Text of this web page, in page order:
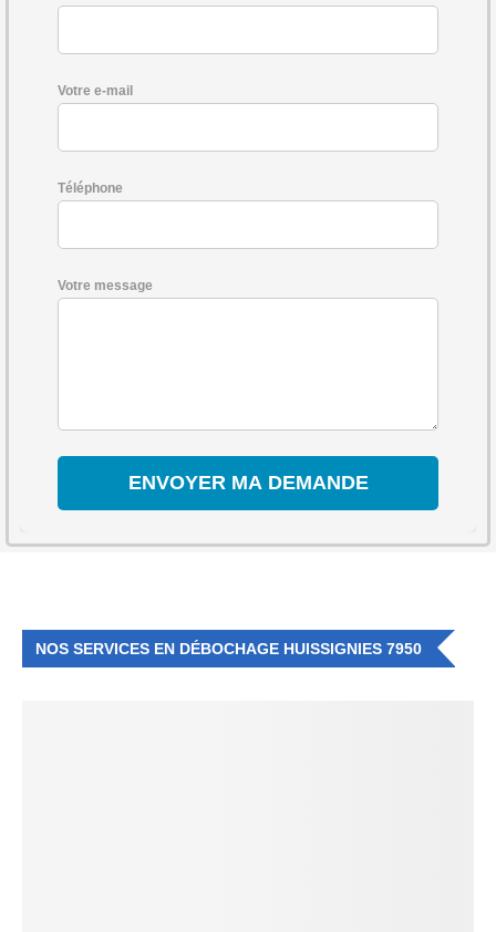
Votre e-mail
Téléphone
Votre message
NOS SERVICES EN DÉBOCHAGE HUISSIGNIES 7950